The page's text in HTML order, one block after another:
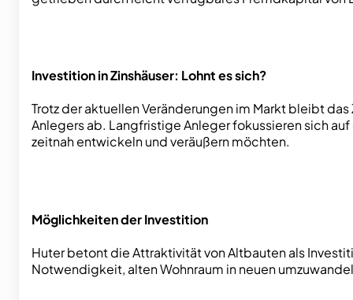
Investition in Zinshäuser: Lohnt es sich?
Trotz der aktuellen Veränderungen im Markt bleibt
Anlegers ab. Langfristige Anleger fokussieren sich
zeitnah entwickeln und veräußern möchten.
Möglichkeiten der Investition
Huter betont die Attraktivität von Altbauten als
Notwendigkeit, alten Wohnraum in neuen